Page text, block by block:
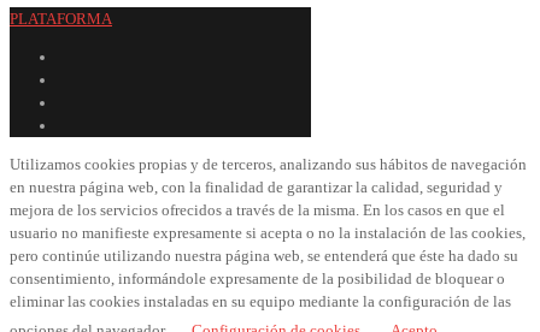
PLATAFORMA
Utilizamos cookies propias y de terceros, analizando sus hábitos de navegación
en nuestra página web, con la finalidad de garantizar la calidad, seguridad y
mejora de los servicios ofrecidos a través de la misma. En los casos en que el
usuario no manifieste expresamente si acepta o no la instalación de las cookies,
pero continúe utilizando nuestra página web, se entenderá que éste ha dado su
consentimiento, informándole expresamente de la posibilidad de bloquear o
eliminar las cookies instaladas en su equipo mediante la configuración de las